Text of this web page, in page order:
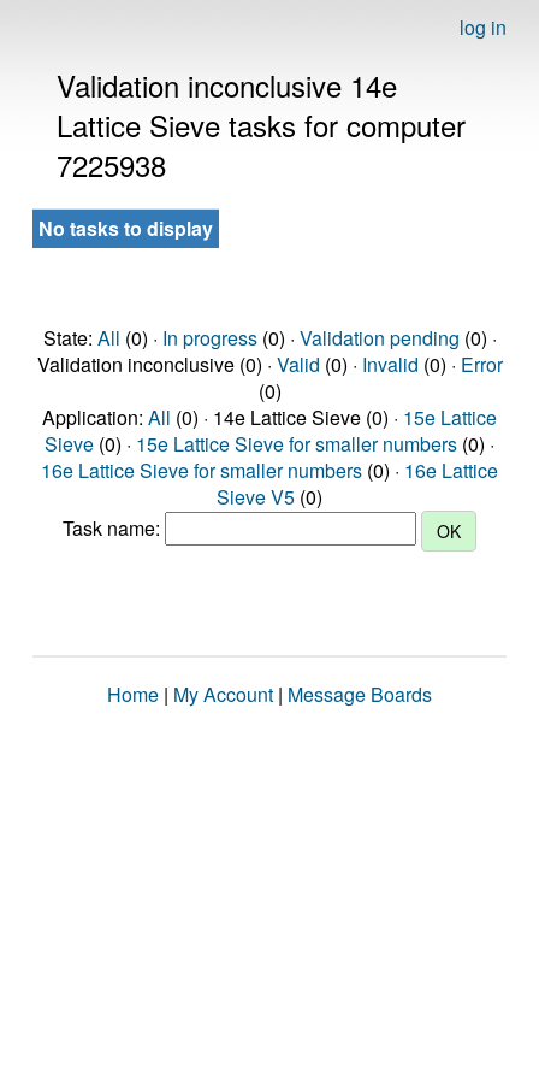
log in
Validation inconclusive 14e
Lattice Sieve tasks for computer
7225938
No tasks to display
State: All (0) · In progress(0) · Validation pending (0) ·
Validation inconclusive (0) · Valid (0) · Invalid (0) · Error
(0)
Application: All (0) · 14e Lattice Sieve (0) · 15e Lattice
Sieve (0) · 15e Lattice Sieve for smaller numbers (0) ·
16e Lattice Sieve for smaller numbers (0) · 16e Lattice
Sieve V5 (0)
Task name:
Home | My Account | Message Boards